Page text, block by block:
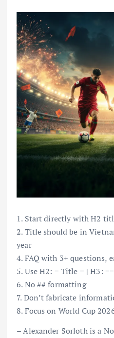
1. Start directly with H2
2. Title should be in
year
4. FAQ with 3+ questions,
5. Use H2: = Title = | H3:
6. No ## formatting
7. Don’t fabricate
8. Focus on World Cup
– Alexander Sorloth is a